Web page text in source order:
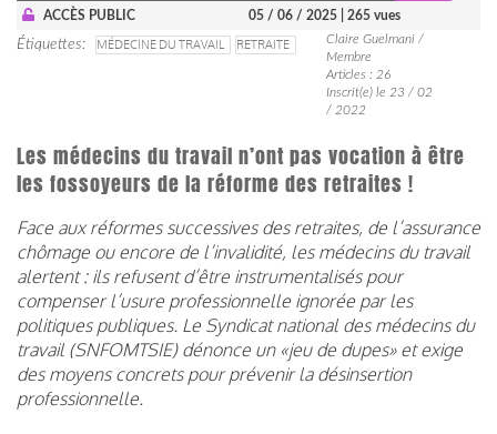
ACCÈS PUBLIC 05 / 06 / 2025 | 265 vues
Étiquettes MÉDECINE DU TRAVAIL RETRAITE
Claire Guelmani /
Membre
Articles : 26
Inscrit(e) le 23 / 02
/ 2022
Les médecins du travail n’ont pas vocation à être
les fossoyeurs de la réforme des retraites !
Face aux réformes successives des retraites, de l’assurance
chômage ou encore de l’invalidité, les médecins du travail
alertent : ils refusent d’être instrumentalisés pour
compenser l’usure professionnelle ignorée par les
politiques publiques. Le Syndicat national des médecins du
travail (SNFOMTSIE) dénonce un «jeu de dupes» et exige
des moyens concrets pour prévenir la désinsertion
professionnelle.